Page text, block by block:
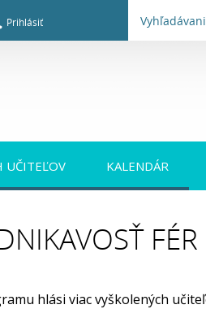
Prihlásiť
UČITEĽOV KALENDÁR
FÉR
hlási viac vyškolených